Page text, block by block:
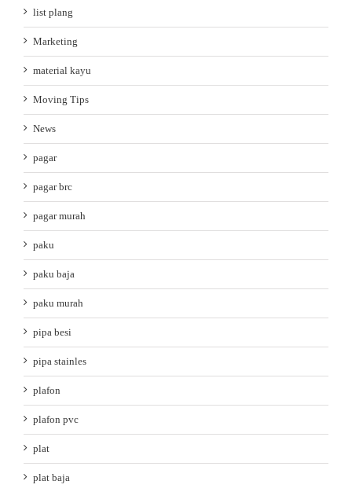
list plang
Marketing
material kayu
Moving Tips
News
pagar
pagar brc
pagar murah
paku
paku baja
paku murah
pipa besi
pipa stainles
plafon
plafon pvc
plat
plat baja